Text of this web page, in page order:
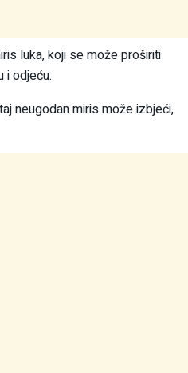
luka, koji se može proširiti
i odjeću.
neugodan miris može izbjeći,